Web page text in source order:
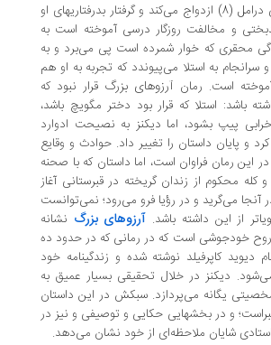
استلا با دشمنش، بنتلی درامل (8) ازدواج می‌کند و گرفتار بدرفتاریهای او
روزگار درسی آموخته است به
که خوار شمرده است پی می‌برد و به
به استلا می‌پیوندد که تجربه به او هم
رمان آرزوهای بزرگقرار نبود که
استلا که قرار بود دختر مگویچ باشد،
بشود، اما دیکنز به نصیحت ادوارد
کرد و پایان داستان را تغییر داد. حوادث و وقایع
فراوان است، اما داستان که با صحنه
از زندان گریخته در قبرستانی آغاز
و در رؤیا فرو می‌رود؛ نمی‌توانست
این داشته باشد. آرزوهای بزرگنشانه
است که در رمانی که در حدود ده
نوشته شده و زندگینامه خود
در خلال تحقیقی بسیار عمیق به
می‌پردازد. سبکش در این داستان
در بخشهایی حکایی و توصیفی و نیز در
ملاحظه‌ای از خود نشان می‌دهد.